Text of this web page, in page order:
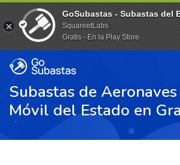
Subastas de
Móvil del Estado en
GoSubastas - Subastas del
SquareetLabs
Gratis - En la Play Store